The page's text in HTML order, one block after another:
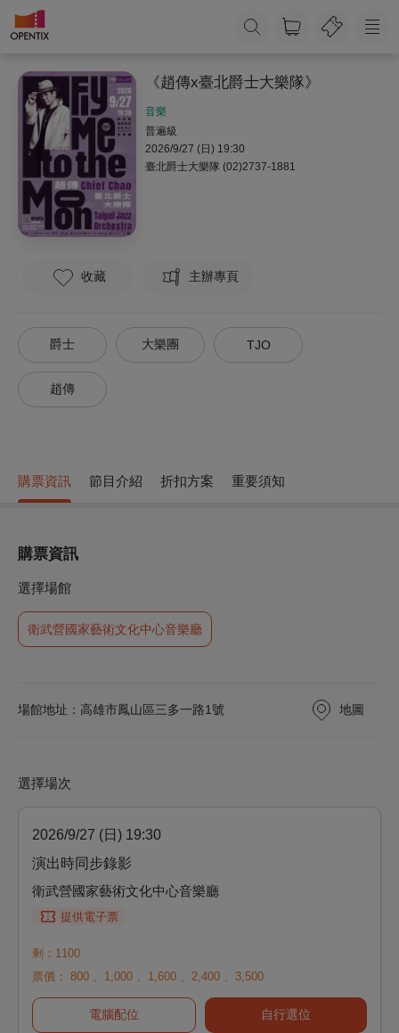
《趙傳x臺北爵士大樂隊》
音樂
普遍級
2026/9/27 (日) 19:30
臺北爵士大樂隊 (02)2737-1881
收藏 主辦專頁
爵士 大樂團 TJO
趙傳
購票資訊 節目介紹 折扣方案 重要須知
購票資訊
選擇場館
衛武營國家藝術文化中心音樂廳
場館地址：高雄市鳳山區三多一路1號 地圖
選擇場次
2026/9/27 (日) 19:30
演出時同步錄影
衛武營國家藝術文化中心音樂廳
提供電子票
剩：1100
票價：
800 1,000 1,600 2,400 3,500
電腦配位 自行選位